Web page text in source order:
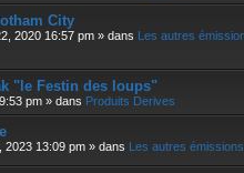
City
2020 16:57 pm » dans Les autres
"le Festin des loups"
pm » dans Produits Derives
2023 13:09 pm » dans Les autres